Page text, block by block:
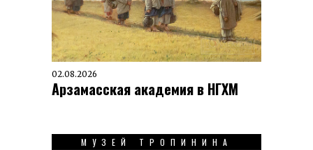
02.08.2026
Арзамасская академия в НГХМ
МУЗЕЙ ТРОПИНИНА